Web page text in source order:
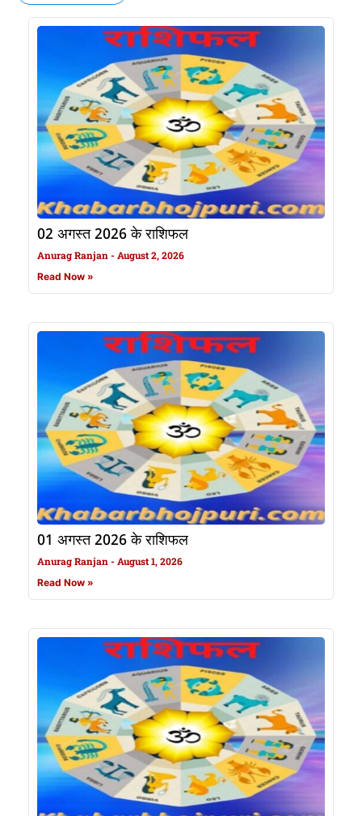
02 अगस्त 2026 के राशिफल
Anurag Ranjan August 2, 2026
Read Now »
01 अगस्त 2026 के राशिफल
Anurag Ranjan August 1, 2026
Read Now »